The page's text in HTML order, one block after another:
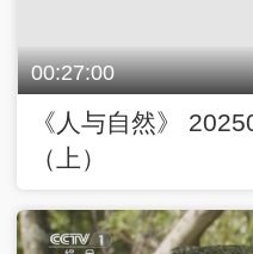
00:27:00
《人与自然》
（上）